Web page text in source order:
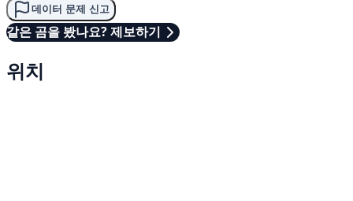
데이터 문제 신고
같은 곰을 봤나요? 제보하기
위치